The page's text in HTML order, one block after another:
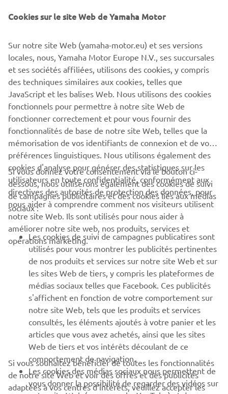
C'est le genre de moto que vous pouvez apprécier dans
spécialement conçue pour vous offrir une position de
conduite libre et souple qui rend chaque trajet plus
agréable. Qu'il s'agisse de routes étroites et sinueuses, de
virages rapides et ouverts ou d'une virée décontractée en
ville, la XSR900 est prête à tout et conviendra à un large
éventail de pilotes, qu'il s'agisse de la version « full
power » ou de la version bridée à 35 kW
CORPORATE
PROS & B2B
PLUS YAMAHA
SUPPORT
NEWSLETTER
Découvrez en exclusivité les dernières offres, les événements
spéciaux, les nouveautés et bien plus encore
Cookies sur le site Web de Yamaha Motor
Sur notre site Web (yamaha-motor.eu) et ses versions
locales, nous, Yamaha Motor Europe N.V., ses succursales
et ses sociétés affiliées, utilisons des cookies, y compris
des techniques similaires aux cookies, telles que
JavaScript et les balises Web. Nous utilisons des cookies
fonctionnels pour permettre à notre site Web de
fonctionner correctement et pour vous fournir des
fonctionnalités de base de notre site Web, telles que la
mémorisation de vos identifiants de connexion et de vos
préférences linguistiques. Nous utilisons également des
cookies d'analyse pour générer des statistiques sur les
utilisateurs en toute confidentialité, conformément aux
directives des autorités de protection des données, pour
nous aider à comprendre comment nos visiteurs utilisent
notre site Web. Ils sont utilisés pour nous aider à
améliorer notre site web, nos produits, services et
opérations marketing.
Si vous donnez votre consentement via le bouton ci-
dessous, nous utiliserons également des cookies de suivi
de campagnes publicitaires et des cookies liés aux médias
sociaux :
Les cookies de suivi de campagnes publicatires sont
utilisés pour vous montrer les publicités pertinentes
de nos produits et services sur notre site Web et sur
les sites Web de tiers, y compris les plateformes de
médias sociaux telles que Facebook. Ces publicités
s'affichent en fonction de votre comportement sur
notre site Web, tels que les produits et services
consultés, les éléments ajoutés à votre panier et les
articles que vous avez achetés, ainsi que les sites
Web de tiers et vos intérêts découlant de ce
comportement de navigation.
Les cookies des médias sociaux nous permettent de
vous donner la possibilité de regarder des vidéos sur
Si vous souhaitez bénéficier de toutes les fonctionnalités
de notre site Web et voir des offres et des publicités
adaptées à vos centres d'intérêts, veuillez accepter les